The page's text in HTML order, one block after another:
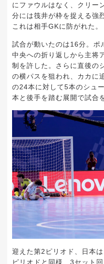
にファウルはなく、クリー
分には筏井が枠を捉える強
これは相手GKに防がれた。
試合が動いたのは16分。ポ
中央への折り返しから主将
制を許した。さらに直後の
の横パスを狙われ、カカに
の24本に対して5本のシュ
本と後手を踏む展開で試合
迎えた第2ピリオド、日本
ピリオドと同様、3セット